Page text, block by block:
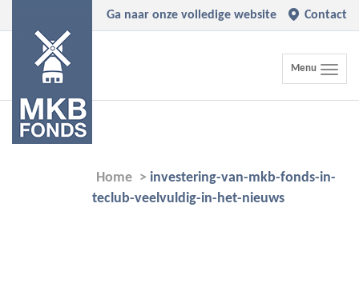
Contact
Ga naar onze volledige website
Toggle
navigation
Menu
Home > investering-van-mkb-fonds-in-
teclub-veelvuldig-in-het-nieuws